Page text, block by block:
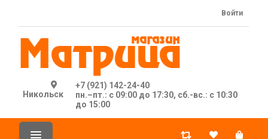
Никольск
+7 (921) 142-24-40
пн.–пт.: с 09:00 до 17:30, сб.-вс.: с 10:30
до 15:00
Войти